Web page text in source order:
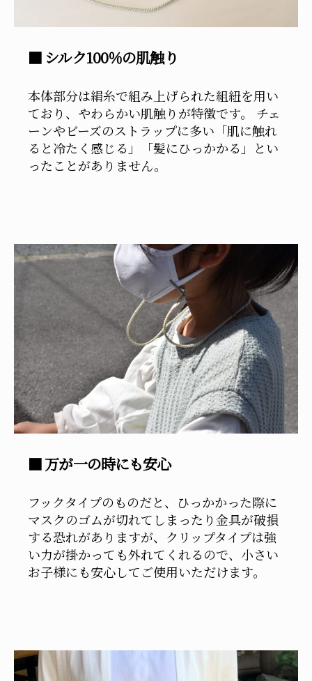
■ シルク100％の肌触り
本体部分は絹糸で組み上げられた組紐を用い
ており、やわらかい肌触りが特徴です。 チェ
ーンやビーズのストラップに多い「肌に触れ
ると冷たく感じる」「髪にひっかかる」とい
ったことがありません。
■ 万が一の時にも安心
フックタイプのものだと、ひっかかった際に
マスクのゴムが切れてしまったり金具が破損
する恐れがありますが、クリップタイプは強
い力が掛かっても外れてくれるので、小さい
お子様にも安心してご使用いただけます。